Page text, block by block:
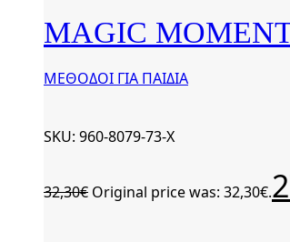
MAGIC
ΜΕΘΟΔΟΙ ΓΙΑ ΠΑΙΔΙΑ
SKU: 960-8079-73-Χ
32,30€ Original price was: 32,30€.